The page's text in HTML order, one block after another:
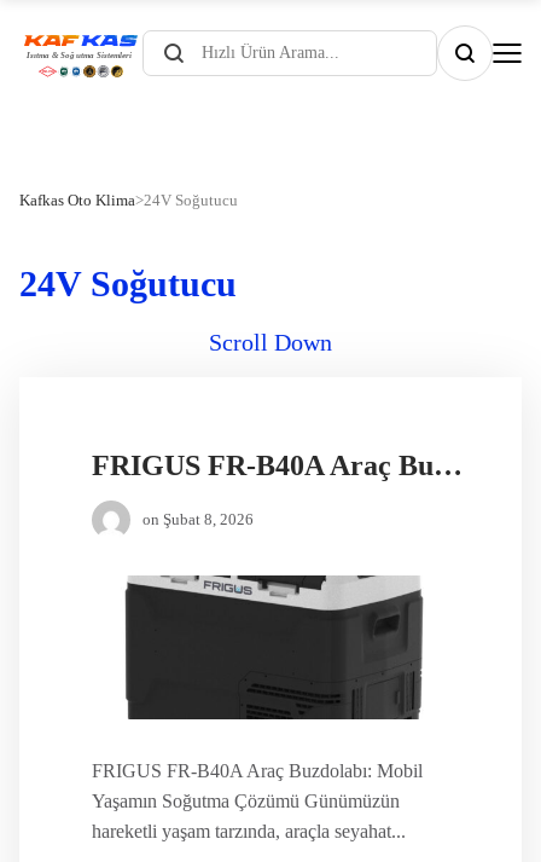
Products
search
Kafkas Oto Klima>24V Soğutucu
24V Soğutucu
Scroll Down
FRIGUS FR-B40A Araç Buzdolabı
on Şubat 8, 2026
FRIGUS FR-B40A Araç Buzdolabı: Mobil
Yaşamın Soğutma Çözümü Günümüzün
hareketli yaşam tarzında, araçla seyahat...